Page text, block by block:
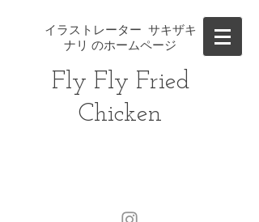
イラストレーター サキザキ
ナリ のホームページ
Fly Fly ​Fried
Chicken